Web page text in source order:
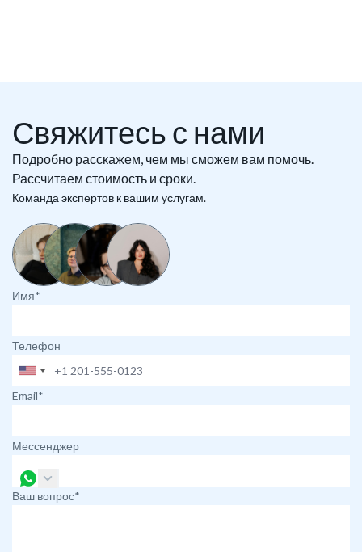
Свяжитесь с нами
Подробно расскажем, чем мы сможем вам помочь.
Рассчитаем стоимость и сроки.
Команда экспертов к вашим услугам.
Имя*
Телефон
Email*
Мессенджер
Ваш вопрос*